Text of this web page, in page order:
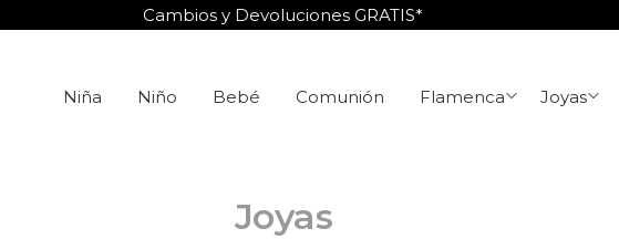
Cambios y Devoluciones GRATIS*
Niña Niño Bebé Comunión Flamenca Joyas
Joyas